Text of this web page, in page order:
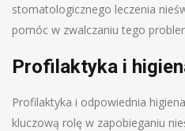
stomatologicznego leczenia
pomóc w zwalczaniu tego
Profilaktyka i
Profilaktyka i odpowiednia
kluczową rolę w zapobieganiu